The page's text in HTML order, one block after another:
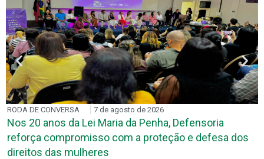
RODA DE CONVERSA 7 de agosto de 2026
Nos 20 anos da Lei Maria da Penha, Defensoria
reforça compromisso com a proteção e defesa dos
direitos das mulheres